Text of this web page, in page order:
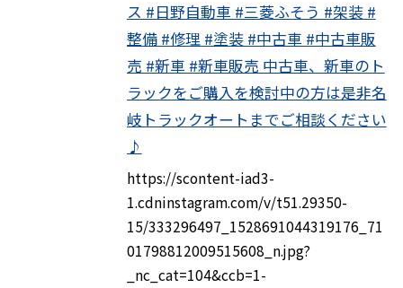
ス #日野自動車 #三菱ふそう #架装 #
整備 #修理 #塗装 #中古車 #中古車販
売 #新車 #新車販売 中古車、新車のト
ラックをご購入を検討中の方は是非名
岐トラックオートまでご相談ください
♪
https://scontent-iad3-
1.cdninstagram.com/v/t51.29350-
15/333296497_1528691044319176_71
01798812009515608_n.jpg?
_nc_cat=104&ccb=1-